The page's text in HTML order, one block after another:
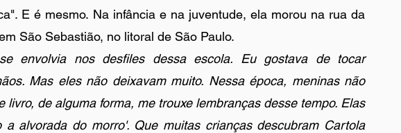
E é mesmo. Na infância e na juventude, ela morou na rua da
São Sebastião, no litoral de São Paulo.
envolvia nos desfiles dessa escola. Eu gostava de tocar
Mas eles não deixavam muito. Nessa época, meninas não
livro, de alguma forma, me trouxe lembranças desse tempo. Elas
a alvorada do morro'. Que muitas crianças descubram Cartola